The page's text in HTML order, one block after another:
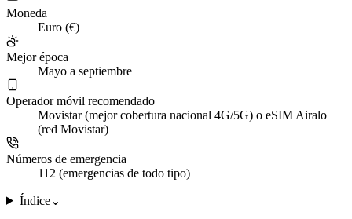
Moneda
Euro (€)
Mejor época
Mayo a septiembre
Operador móvil recomendado
Movistar (mejor cobertura nacional 4G/5G) o eSIM Airalo
(red Movistar)
Números de emergencia
112 (emergencias de todo tipo)
Índice⌄